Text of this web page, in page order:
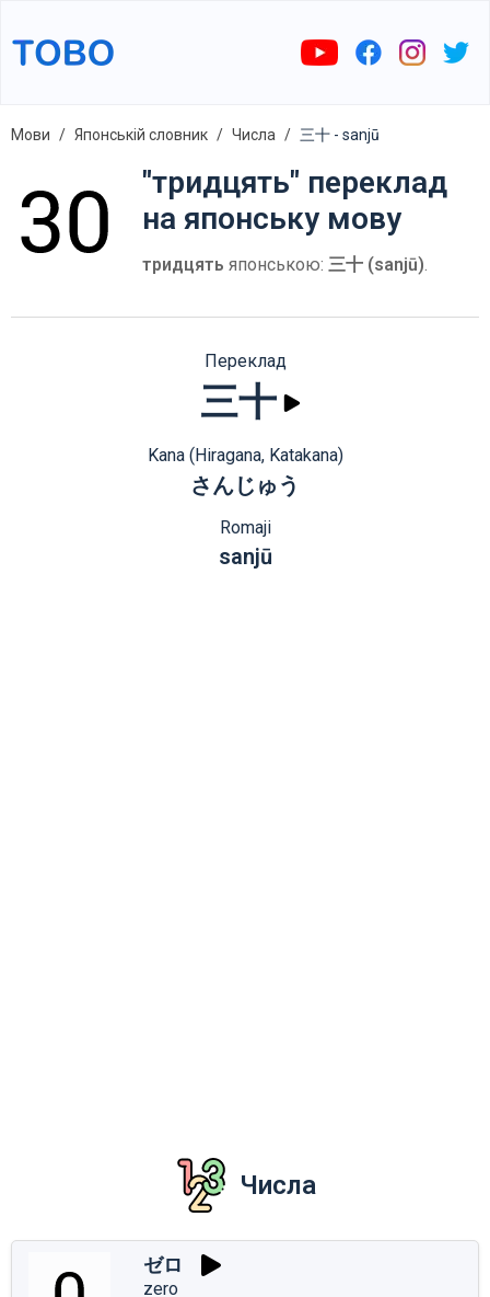
Мови Японській словник Числа 三十 - sanjū
"тридцять" переклад
на японську мову
тридцять японською: 三十 (sanjū).
Переклад
三十
Kana (Hiragana, Katakana)
さんじゅう
Romaji
sanjū
Числа
ゼロ
zero